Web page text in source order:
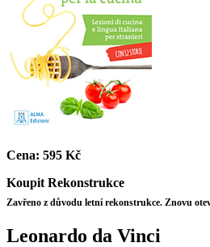
Cena: 595 Kč
Koupit Rekonstrukce
Zavřeno z důvodu letní rekonstrukce. Znovu
Leonardo da Vinci